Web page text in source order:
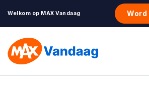
Welkom op MAX Vandaag Word